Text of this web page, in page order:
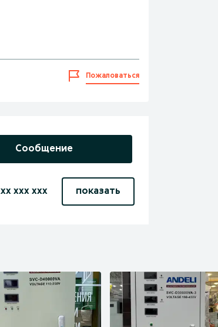
Пожаловаться
Сообщение
xxx xxx показать